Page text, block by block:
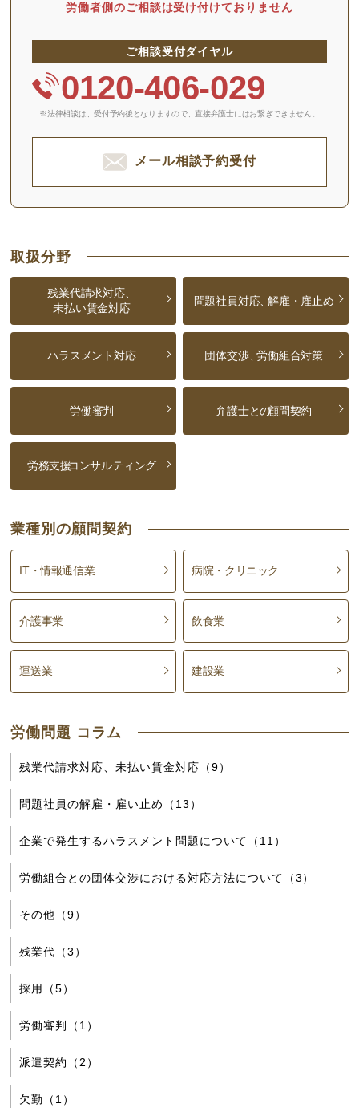
労働者側のご相談は受け付けておりません
ご相談受付ダイヤル
0120-406-029
※法律相談は、受付予約後となりますので、 直接弁護士にはお繋ぎできません。
メール相談予約受付
取扱分野
残業代請求対応、
未払い賃金対応
問題社員対応、解雇・雇止め
ハラスメント対応 団体交渉、労働組合対策
労働審判 弁護士との顧問契約
労務支援コンサルティング
業種別の顧問契約
IT・情報通信業 病院・クリニック
介護事業 飲食業
運送業 建設業
労働問題 コラム
残業代請求対応、未払い賃金対応（9）
問題社員の解雇・雇い止め（13）
企業で発生するハラスメント問題について（11）
労働組合との団体交渉における対応方法について（3）
その他（9）
残業代（3）
採用（5）
労働審判（1）
派遣契約（2）
欠勤（1）